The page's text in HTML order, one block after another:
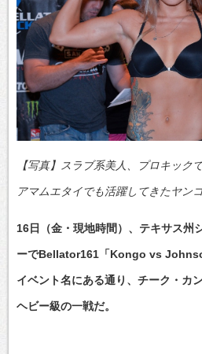
【写真】スラブ系美人、プロキック
アマムエタイでも活躍してきたヤン
16日（金・現地時間）、テキサス州
ーでBellator161「Kongo vs
イベント名にある通り、チーク・カ
ヘビー級の一戦だ。